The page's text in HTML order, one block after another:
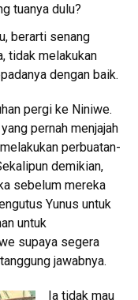
tuanya dulu?
berarti senang
tidak melakukan
dengan baik.
pergi ke Niniwe.
pernah menjajah
perbuatan-
demikian,
sebelum mereka
Yunus untuk
untuk
supaya segera
jawabnya.
Ia tidak mau